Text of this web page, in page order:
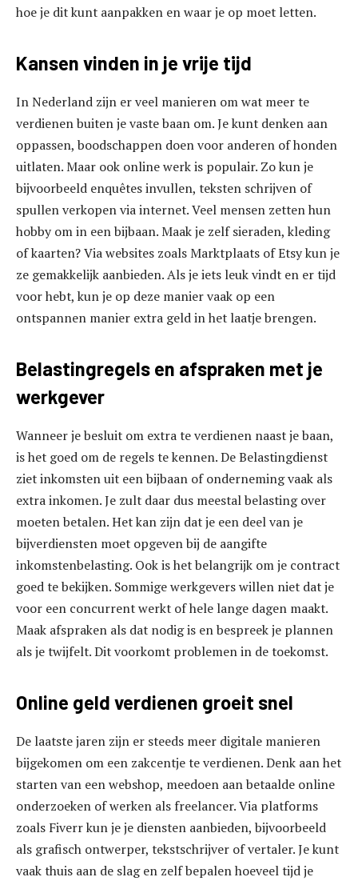
hoe je dit kunt aanpakken en waar je op moet letten.
Kansen vinden in je vrije tijd
In Nederland zijn er veel manieren om wat meer te
verdienen buiten je vaste baan om. Je kunt denken aan
oppassen, boodschappen doen voor anderen of honden
uitlaten. Maar ook online werk is populair. Zo kun je
bijvoorbeeld enquêtes invullen, teksten schrijven of
spullen verkopen via internet. Veel mensen zetten hun
hobby om in een bijbaan. Maak je zelf sieraden, kleding
of kaarten? Via websites zoals Marktplaats of Etsy kun je
ze gemakkelijk aanbieden. Als je iets leuk vindt en er tijd
voor hebt, kun je op deze manier vaak op een
ontspannen manier extra geld in het laatje brengen.
Belastingregels en afspraken met je
werkgever
Wanneer je besluit om extra te verdienen naast je baan,
is het goed om de regels te kennen. De Belastingdienst
ziet inkomsten uit een bijbaan of onderneming vaak als
extra inkomen. Je zult daar dus meestal belasting over
moeten betalen. Het kan zijn dat je een deel van je
bijverdiensten moet opgeven bij de aangifte
inkomstenbelasting. Ook is het belangrijk om je contract
goed te bekijken. Sommige werkgevers willen niet dat je
voor een concurrent werkt of hele lange dagen maakt.
Maak afspraken als dat nodig is en bespreek je plannen
als je twijfelt. Dit voorkomt problemen in de toekomst.
Online geld verdienen groeit snel
De laatste jaren zijn er steeds meer digitale manieren
bijgekomen om een zakcentje te verdienen. Denk aan het
starten van een webshop, meedoen aan betaalde online
onderzoeken of werken als freelancer. Via platforms
zoals Fiverr kun je je diensten aanbieden, bijvoorbeeld
als grafisch ontwerper, tekstschrijver of vertaler. Je kunt
vaak thuis aan de slag en zelf bepalen hoeveel tijd je